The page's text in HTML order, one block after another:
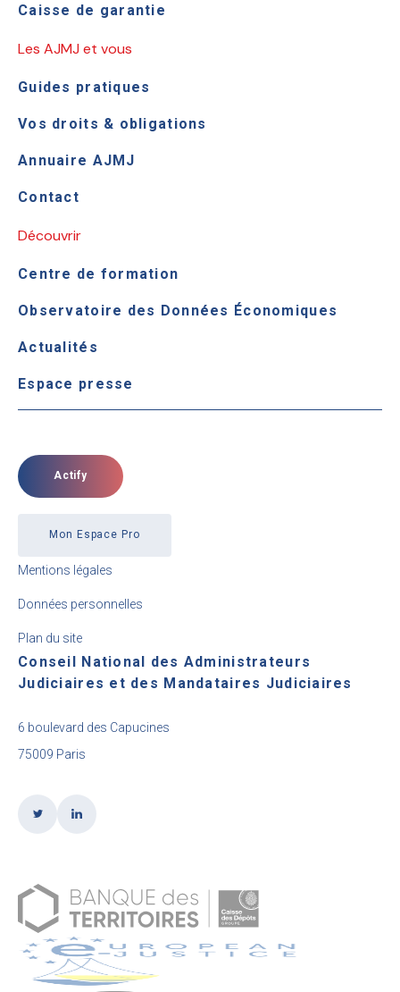
Caisse de garantie
Les AJMJ et vous
Guides pratiques
Vos droits & obligations
Annuaire AJMJ
Contact
Découvrir
Centre de formation
Observatoire des Données Économiques
Actualités
Espace presse
Actify
Mon Espace Pro
Mentions légales
Données personnelles
Plan du site
Conseil National des Administrateurs
Judiciaires et des Mandataires Judiciaires
6 boulevard des Capucines
75009 Paris